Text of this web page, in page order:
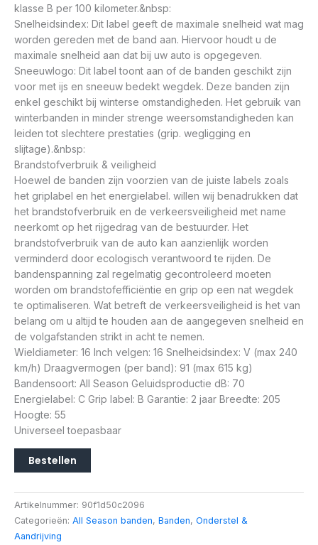
klasse B per 100 kilometer.&nbsp:
Snelheidsindex: Dit label geeft de maximale snelheid wat mag
worden gereden met de band aan. Hiervoor houdt u de
maximale snelheid aan dat bij uw auto is opgegeven.
Sneeuwlogo: Dit label toont aan of de banden geschikt zijn
voor met ijs en sneeuw bedekt wegdek. Deze banden zijn
enkel geschikt bij winterse omstandigheden. Het gebruik van
winterbanden in minder strenge weersomstandigheden kan
leiden tot slechtere prestaties (grip. wegligging en
slijtage).&nbsp:
Brandstofverbruik & veiligheid
Hoewel de banden zijn voorzien van de juiste labels zoals
het griplabel en het energielabel. willen wij benadrukken dat
het brandstofverbruik en de verkeersveiligheid met name
neerkomt op het rijgedrag van de bestuurder. Het
brandstofverbruik van de auto kan aanzienlijk worden
verminderd door ecologisch verantwoord te rijden. De
bandenspanning zal regelmatig gecontroleerd moeten
worden om brandstofefficiëntie en grip op een nat wegdek
te optimaliseren. Wat betreft de verkeersveiligheid is het van
belang om u altijd te houden aan de aangegeven snelheid en
de volgafstanden strikt in acht te nemen.
Wieldiameter: 16 Inch velgen: 16 Snelheidsindex: V (max 240
km/h) Draagvermogen (per band): 91 (max 615 kg)
Bandensoort: All Season Geluidsproductie dB: 70
Energielabel: C Grip label: B Garantie: 2 jaar Breedte: 205
Hoogte: 55
Universeel toepasbaar
Bestellen
Artikelnummer: 90f1d50c2096
Categorieën: All Season banden, Banden, Onderstel &
Aandrijving